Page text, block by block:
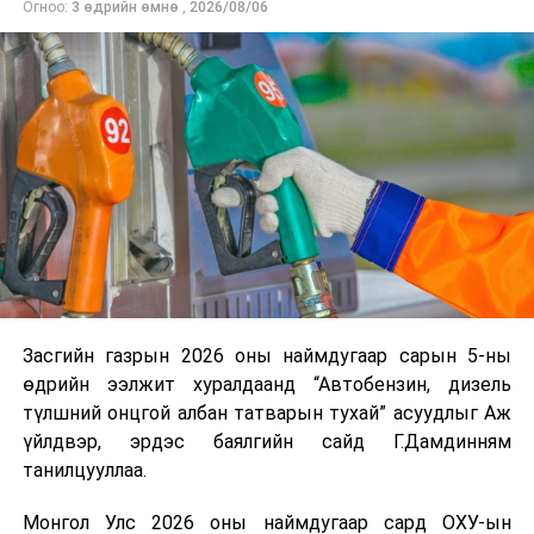
нийлүүлэлтийг тогтворжуулах хүрээнд бусад эх
үүсвэрийг нэмэгдүүлэх чиглэлд анхаарч байна.
Замын-Үүд боомтоор 2000 тонн дизель түлш орж
ирсэн бөгөөд шилжүүлэн ачих ажиллагаа хийгдэж
байна" гэлээ
гэж Аж үйлдвэр, эрдэс баялгийн яамнаас
мэдээллээ.
Огноо: 3 өдрийн өмнө , 2026/08/06
Засгийн газрын 2026 оны наймдугаар сарын 5-ны
өдрийн ээлжит хуралдаанд “Автобензин, дизель
түлшний онцгой албан татварын тухай” асуудлыг Аж
үйлдвэр, эрдэс баялгийн сайд Г.Дамдинням
танилцууллаа.
Монгол Улс 2026 оны наймдугаар сард ОХУ-ын